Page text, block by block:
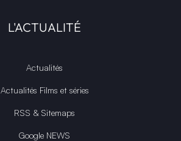
L'ACTUALITÉ
Actualités
Actualités Films et séries
RSS & Sitemaps
Google NEWS